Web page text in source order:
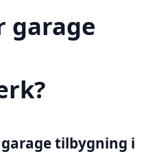
garage
garage tilbygning i